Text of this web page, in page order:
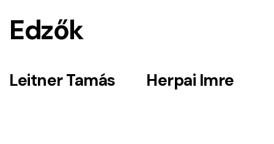
Edzők
Leitner Tamás Herpai Imre